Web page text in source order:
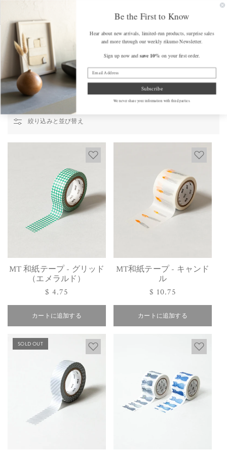
カ
Home/MT和紙テープ
MT和紙テープ
絞り込みと並び替え
MT 和紙テープ - グリッド
（エメラルド）
通
常
価
格
$ 4.75
カートに追加する
MT和紙テープ - キャンド
ル
通
常
価
格
$ 10.75
カートに追加する
SOLD OUT
Be the First to Know
Hear about new arrivals, limited-run products, surprise sales
and more through our weekly rikumo Newsletter.
Sign up now and save 10% on your first order.
Subscribe
We never share your information with third parties.